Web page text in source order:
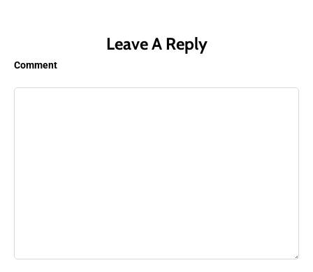
Leave A Reply
Comment